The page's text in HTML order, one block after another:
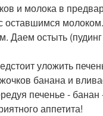
и молока в
оставшимся молоком.
остыть
уложить
банана и
печенье - банан
аппетита!